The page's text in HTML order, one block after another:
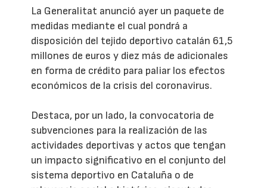
La Generalitat anunció ayer un paquete de
medidas mediante el cual pondrá a
disposición del tejido deportivo catalán 61,5
millones de euros y diez más de adicionales
en forma de crédito para paliar los efectos
económicos de la crisis del coronavirus.
Destaca, por un lado, la convocatoria de
subvenciones para la realización de las
actividades deportivas y actos que tengan
un impacto significativo en el conjunto del
sistema deportivo en Cataluña o de